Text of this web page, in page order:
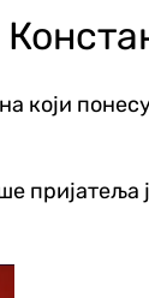
који